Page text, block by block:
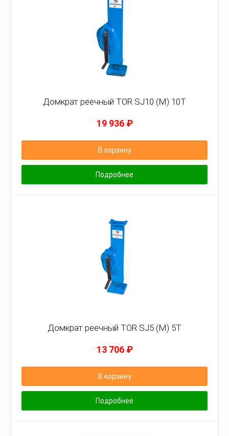
Домкрат реечный TOR SJ10 (M) 10Т
19 936 ₽
В корзину
Подробнее
Домкрат реечный TOR SJ5 (M) 5Т
13 706 ₽
В корзину
Подробнее